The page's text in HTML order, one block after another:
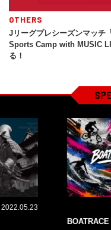
OTHERS
Jリーグプレシーズンマッチ
Sports Camp with MUSIC
る！
2022.05.23